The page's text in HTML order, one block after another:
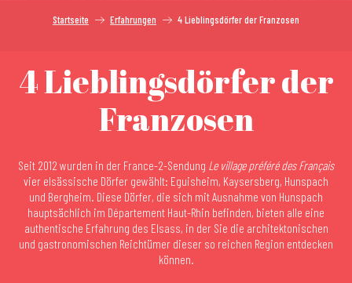
Startseite Erfahrungen 4 Lieblingsdörfer der Franzosen
4 Lieblingsdörfer der
Franzosen
Seit 2012 wurden in der France-2-Sendung Le village préféré des Français
vier elsässische Dörfer gewählt: Eguisheim, Kaysersberg, Hunspach
und Bergheim. Diese Dörfer, die sich mit Ausnahme von Hunspach
hauptsächlich im Département Haut-Rhin befinden, bieten alle eine
authentische Erfahrung des Elsass, in der Sie die architektonischen
und gastronomischen Reichtümer dieser so reichen Region entdecken
können.